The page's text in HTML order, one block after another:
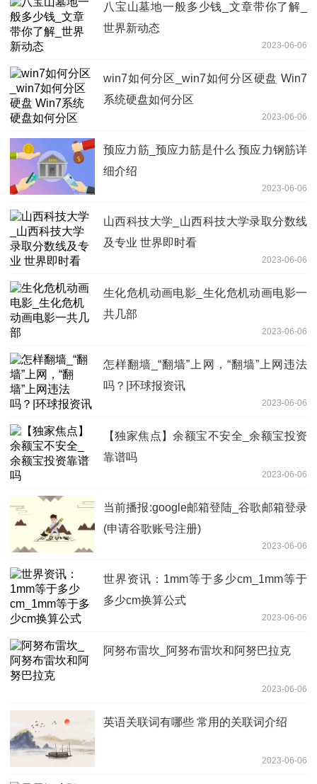
八宝山墓地一般多少钱_文章带你了解_
世界新动态
2023-06-06
win7如何分区_win7如何分区硬盘 Win7
系统硬盘如何分区
2023-06-06
预应力筋_预应力筋是什么 预应力钢筋详
细介绍
2023-06-06
山西科技大学_山西科技大学录取分数线
及专业 世界即时看
2023-06-06
生化危机动画电影_生化危机动画电影一
共几部
2023-06-06
怎样翻墙_“翻墙”上网，“翻墙”上网违法
吗？|环球报资讯
2023-06-06
【独家焦点】余额宝不安全_余额宝投资
靠谱吗
2023-06-06
当前播报:google邮箱登陆_谷歌邮箱登录
(申请谷歌账号注册)
2023-06-06
世界资讯：1mm等于多少cm_1mm等于
多少cm换算公式
2023-06-06
阿努布雷坎_阿努布雷坎和阿努巴拉克
2023-06-06
英语关联词有哪些 常用的关联词介绍
2023-06-06